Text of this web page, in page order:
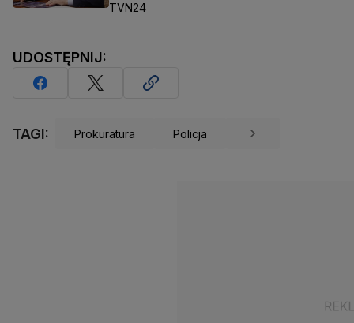
TVN24
UDOSTĘPNIJ:
TAGI: Prokuratura Policja